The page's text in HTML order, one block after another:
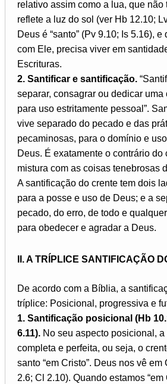
relativo assim como a lua, que não
reflete a luz do sol (ver Hb 12.10;
Deus é “santo” (Pv 9.10; Is 5.16),
com Ele, precisa viver em
Escrituras.
2. Santificar e santificação.
separar, consagrar ou dedicar
para uso estritamente pessoal”.
vive separado do pecado e das
pecaminosas, para o domínio e
Deus. É exatamente o contrário do
mistura com as coisas tenebrosas
A santificação do crente tem dois
para a posse e uso de Deus; e a
pecado, do erro, de todo e
para obedecer e agradar a Deus.
II. A TRÍPLICE SANTIFICAÇÃO
De acordo com a Bíblia, a
tríplice: Posicional, progressiva e
1. Santificação posicional (Hb
6.11). No seu aspecto posicional,
completa e perfeita, ou seja, o
santo “em Cristo”. Deus nos vê
2.6; Cl 2.10). Quando estamos “em